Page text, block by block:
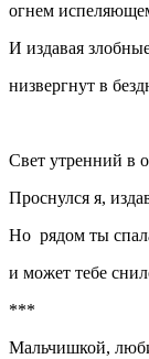
огнем
И издавая
низвергнут в
Свет утренний в
Проснулся я,
Но рядом ты
и может тебе
***
Мальчишкой,